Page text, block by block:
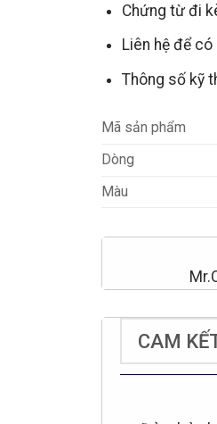
Chứng từ đi
Liên hệ để
Thông số kỹ
Mã sản phẩm
Dòng
Màu
CAM